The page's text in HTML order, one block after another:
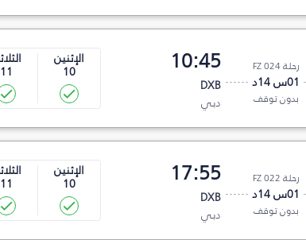
رحلة FZ 024
01س 14د
بدون توقف
10:45
DXB
دبي
الإثنين
10
11
رحلة FZ 022
01س 14د
بدون توقف
17:55
DXB
دبي
الإثنين
10
11